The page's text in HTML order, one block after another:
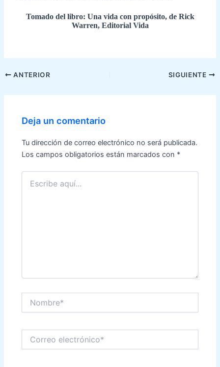
Tomado del libro: Una vida con propósito, de Rick
Warren, Editorial Vida
Navegación
entradas
ANTERIOR SIGUIENTE
Deja un comentario
Tu dirección de correo electrónico no será publicada.
Los campos obligatorios están marcados con *
Escribe
aquí...
electrónico*